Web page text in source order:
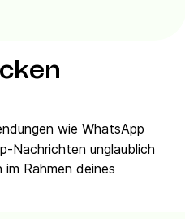
wie WhatsApp
Nachrichten unglaublich
Rahmen deines